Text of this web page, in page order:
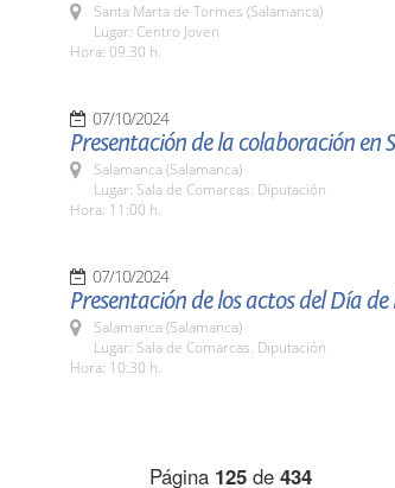
Santa Marta de Tormes (Salamanca)
Lugar: Centro Joven
Hora: 09.30 h.
07/10/2024
Presentación de la colaboración en
Salamanca (Salamanca)
Lugar: Sala de Comarcas. Diputación
Hora: 11:00 h.
07/10/2024
Presentación de los actos del Día
Salamanca (Salamanca)
Lugar: Sala de Comarcas. Diputación
Hora: 10:30 h.
Página 125de 434